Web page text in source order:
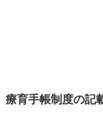
療育手帳制度の記